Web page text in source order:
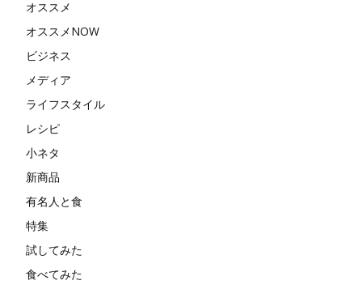
オススメ
オススメNOW
ビジネス
メディア
ライフスタイル
レシピ
小ネタ
新商品
有名人と食
特集
試してみた
食べてみた